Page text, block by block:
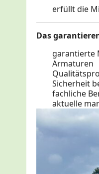
erfüllt die
Das
garantierte
Armaturen
Sicherheit
fachliche
aktuelle